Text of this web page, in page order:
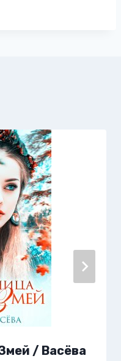
/ Васёва